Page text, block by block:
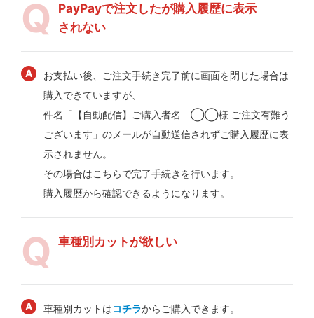
PayPayで注文したが購入履歴に表示
されない
お支払い後、ご注文手続き完了前に画面を閉じた場合は
購入できていますが、
件名「【自動配信】ご購入者名 ◯◯様 ご注文有難う
ございます」のメールが自動送信されずご購入履歴に表
示されません。
その場合はこちらで完了手続きを行います。
購入履歴から確認できるようになります。
車種別カットが欲しい
車種別カットはコチラからご購入できます。